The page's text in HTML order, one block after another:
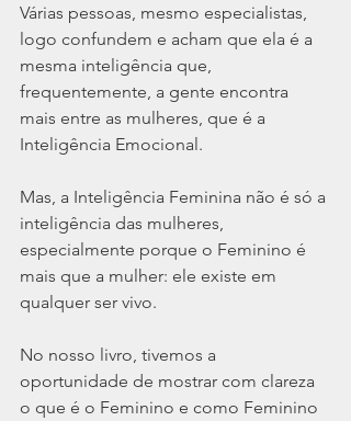
Várias pessoas, mesmo especialistas,
logo confundem e acham que ela é a
mesma inteligência que,
frequentemente, a gente encontra
mais entre as mulheres, que é a
Inteligência Emocional.
Mas, a Inteligência Feminina não é só a
inteligência das mulheres,
especialmente porque o Feminino é
mais que a mulher: ele existe em
qualquer ser vivo.
No nosso livro, tivemos a
oportunidade de mostrar com clareza
o que é o Feminino e como Feminino